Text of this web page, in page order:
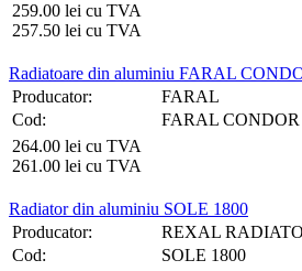
259.00 lei cu TVA
257.50 lei cu TVA
Radiatoare din aluminiu FARAL
Producator:
FARAL
Cod:
FARAL CONDOR
264.00 lei cu TVA
261.00 lei cu TVA
Radiator din aluminiu SOLE 1800
Producator:
REXAL
Cod:
SOLE 1800